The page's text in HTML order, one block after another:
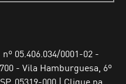
05.406.034/0001-02 -
- Vila Hamburguesa, 6º
05319-000 | Clique na